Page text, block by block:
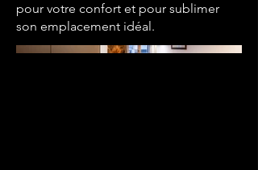
pour votre confort et pour sublimer
son emplacement idéal.